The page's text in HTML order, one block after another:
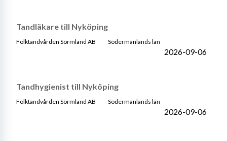
Tandläkare till Nyköping
Folktandvården Sörmland AB Södermanlands län
2026-09-06
Tandhygienist till Nyköping
Folktandvården Sörmland AB Södermanlands län
2026-09-06